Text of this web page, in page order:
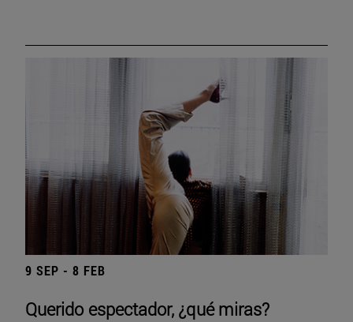
9 SEP - 8 FEB
Querido espectador, ¿qué miras?